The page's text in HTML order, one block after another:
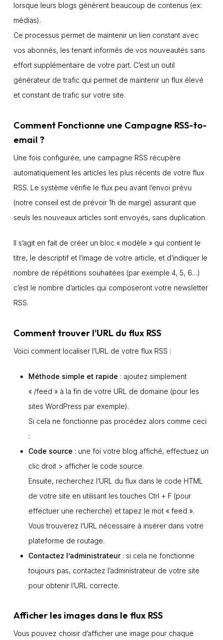
lorsque leurs blogs génèrent beaucoup de contenus (ex:
médias).
Ce processus permet de maintenir un lien constant avec
vos abonnés, les tenant informés de vos nouveautés sans
effort supplémentaire de votre part. C’est un outil
générateur de trafic qui permet de maintenir un flux élevé
et constant de trafic sur votre site.
Comment Fonctionne une Campagne RSS-to-
email ?
Une fois configurée, une campagne RSS récupère
automatiquement les articles les plus récents de votre flux
RSS. Le système vérifie le flux peu avant l’envoi prévu
(notre conseil est de prévoir 1h de marge) assurant que
seuls les nouveaux articles sont envoyés, sans duplication.
Il s’agit en fait de créer un bloc « modèle » qui contient le
titre, le descriptif et l’image de votre article, et d’indiquer le
nombre de répétitions souhaitées (par exemple 4, 5, 6…)
c’est le nombre d’articles qui composeront votre newsletter
RSS.
Comment trouver l’URL du flux RSS
Voici comment localiser l’URL de votre flux RSS :
Méthode simple et rapide : ajoutez simplement
« /feed » à la fin de votre URL de domaine (pour les
sites WordPress par exemple).
Si cela ne fonctionne pas procédez alors comme ceci
:
Code source : une foi votre blog affiché, effectuez un
clic droit > afficher le code source.
Ensuite, recherchez l’URL du flux dans le code HTML
de votre site en utilisant les touches Ctrl + F (pour
effectuer une recherche) et tapez le mot « feed ».
Vous trouverez l’URL nécessaire à insérer dans votre
plateforme de routage.
Contactez l’administrateur: si cela ne fonctionne
toujours pas, contactez l’administrateur de votre site
pour obtenir l’URL correcte.
Afficher les images dans le flux RSS
Vous pouvez choisir d’afficher une image pour chaque